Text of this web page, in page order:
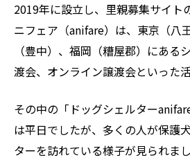
2019年に設立し、里親募集サイト
ニフェア（anifare）は、東京（八
（豊中）、福岡（糟屋郡）にある
渡会、オンライン譲渡会といった
その中の「ドッグシェルター
は平日でしたが、多くの人が保護
ターを訪れている様子が見られまし